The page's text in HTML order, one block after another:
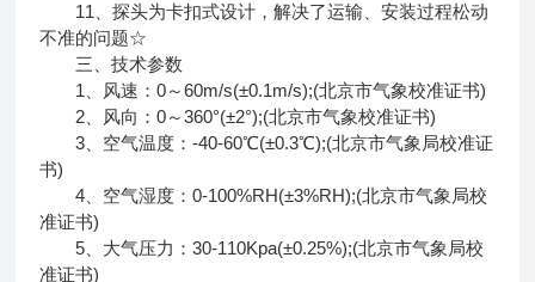
11、探头为卡扣式设计，解决了运输、安装过程松动
不准的问题☆
三、技术参数
1、风速：0～60m/s(±0.1m/s);(北京市气象校准证书)
2、风向：0～360°(±2°);(北京市气象校准证书)
3、空气温度：-40-60℃(±0.3℃);(北京市气象局校准证
书)
4、空气湿度：0-100%RH(±3%RH);(北京市气象局校
准证书)
5、大气压力：30-110Kpa(±0.25%);(北京市气象局校
准证书)